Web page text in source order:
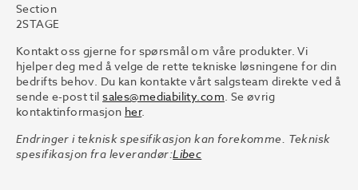
Section
2STAGE
Kontakt oss gjerne for spørsmål om våre produkter. Vi
hjelper deg med å velge de rette tekniske løsningene for din
bedrifts behov. Du kan kontakte vårt salgsteam direkte ved å
sende e-post tilsales@mediability.com. Se øvrig
kontaktinformasjon her.
Endringer i teknisk spesifikasjon kan forekomme. Teknisk
spesifikasjon fra leverandør:Libec